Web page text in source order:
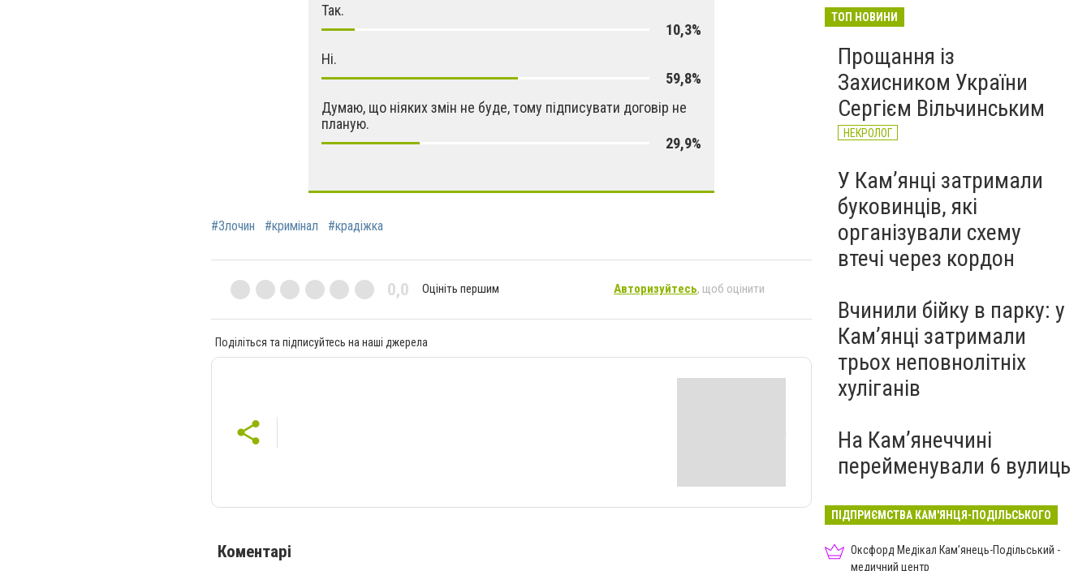
Так.
10,3%
Ні.
59,8%
Думаю, що ніяких змін не буде, тому підписувати договір не
планую.
29,9%
#Злочин #кримінал #крадіжка
0,0 Оцініть першим Авторизуйтесь, щоб оцінити
Поділіться та підписуйтесь на наші джерела
Коментарі
ТОП НОВИНИ
Прощання із
Захисником України
Сергієм Вільчинським
НЕКРОЛОГ
У Кам’янці затримали
буковинців, які
організували схему
втечі через кордон
Вчинили бійку в парку: у
Кам’янці затримали
трьох неповнолітніх
хуліганів
На Камʼянеччині
перейменували 6 вулиць
ПІДПРИЄМСТВА КАМ'ЯНЦЯ-ПОДІЛЬСЬКОГО
Оксфорд Медікал Кам’янець-Подільський -
медичний центр